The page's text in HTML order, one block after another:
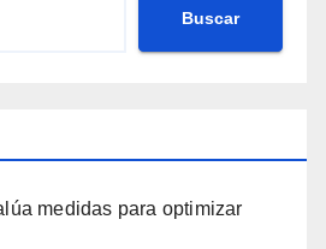
Buscar
medidas para optimizar